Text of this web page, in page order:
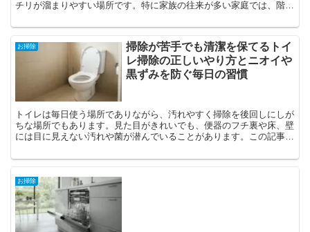
チリが溜まりやすい場所です。特に家族の往来が多い家庭では、階段
お掃除
掃除が苦手でも清潔を保てるトイ
レ掃除の正しいやり方とニオイや
黒ずみを防ぐ毎日の習慣
トイレは毎日使う場所でありながら、汚れやすく掃除を後回しにしが
ちな場所でもあります。見た目がきれいでも、便器のフチ裏や床、壁
には目に見えない汚れや菌が潜んでいることがあります。この記事で
お掃除